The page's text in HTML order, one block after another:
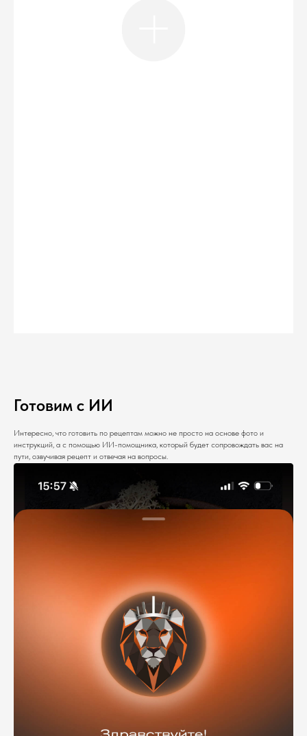
Готовим с ИИ
Интересно, что готовить по рецептам можно не просто на основе фото и
инструкций, а с помощью ИИ-помощника, который будет сопровождать вас на
пути, озвучивая рецепт и отвечая на вопросы.